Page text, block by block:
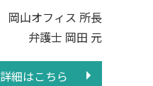
岡山オフィス 所長
弁護士 岡田 元
詳細はこちら